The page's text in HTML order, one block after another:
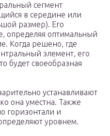
сегмент
в середине или
размер). Его
определяя оптимальный
Когда решено, где
элемент, его
будет своеобразная
устанавливают
она уместна. Также
горизонтали и
уровнем.